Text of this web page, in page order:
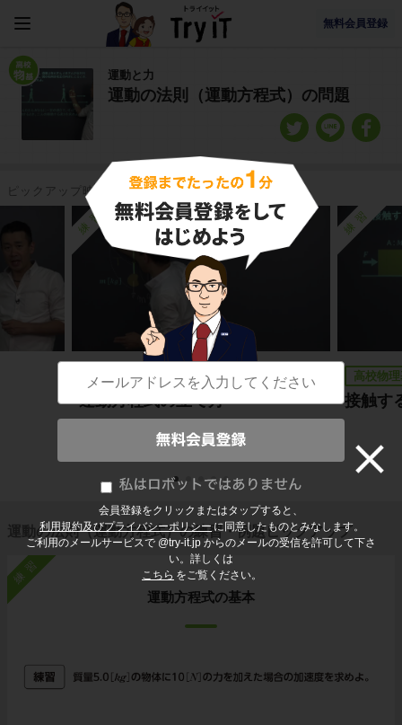
無料会員登録
会員登録をクリックまたはタップすると、
利用規約及びプライバシーポリシーに同意したものとみなします。
ご利用のメールサービスで @try-it.jp からのメールの受信を許可して下さ
い。詳しくは
こちら をご覧ください。
運動と力
運動の法則（運動方程式）の問題
ピックアップ映像授業
練習
運動方程式の立て方
高校物理基礎
練習
接触す
高校物
運動の法則（運動方程式）の練習・例題ピックアップ
練習
運動方程式の基本